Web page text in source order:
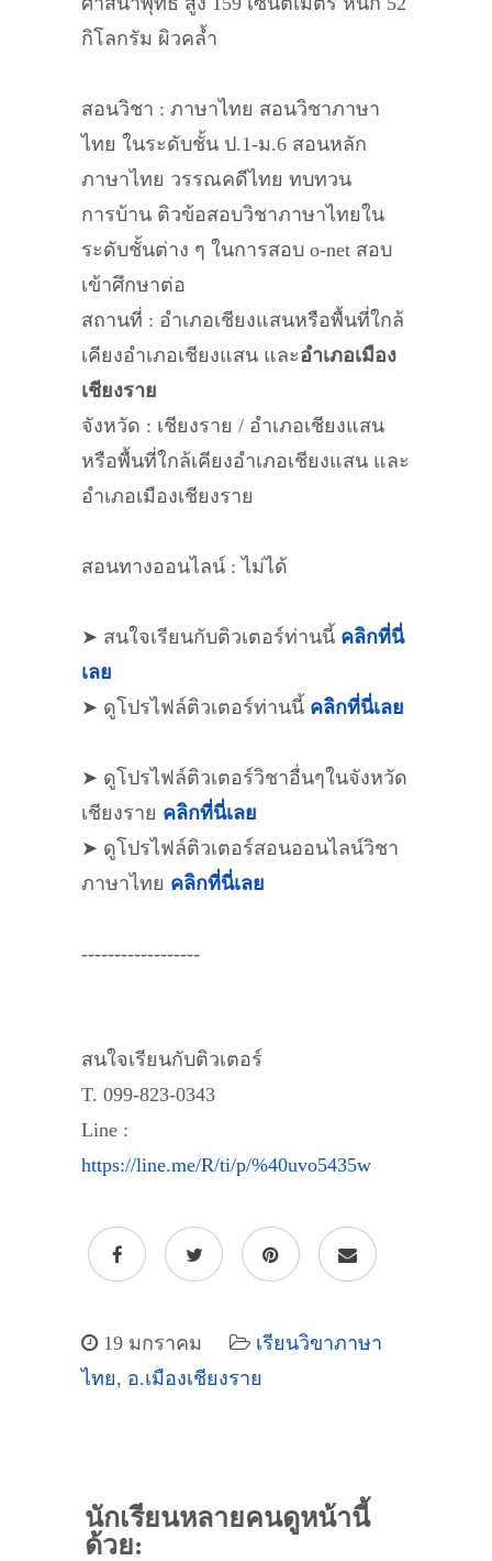
กิโลกรัม ผิวคล้ำ
สอนวิชา : ภาษาไทย สอนวิชาภาษา
ไทย ในระดับชั้น ป.1-ม.6 สอนหลัก
ภาษาไทย วรรณคดีไทย ทบทวน
การบ้าน ติวข้อสอบวิชาภาษาไทยใน
ระดับชั้นต่าง ๆ ในการสอบ o-net สอบ
เข้าศึกษาต่อ
สถานที่ : อำเภอเชียงแสนหรือพื้นที่ใกล้
เคียงอำเภอเชียงแสน และอำเภอเมือง
เชียงราย
จังหวัด : เชียงราย / อำเภอเชียงแสน
หรือพื้นที่ใกล้เคียงอำเภอเชียงแสน และ
อำเภอเมืองเชียงราย
สอนทางออนไลน์ : ไม่ได้
➤ สนใจเรียนกับติวเตอร์ท่านนี้ คลิกที่นี่
เลย
➤ ดูโปรไฟล์ติวเตอร์ท่านนี้ คลิกที่นี่เลย
➤ ดูโปรไฟล์ติวเตอร์วิชาอื่นๆในจังหวัด
เชียงราย คลิกที่นี่เลย
➤ ดูโปรไฟล์ติวเตอร์สอนออนไลน์วิชา
ภาษาไทย คลิกที่นี่เลย
------------------
สนใจเรียนกับติวเตอร์
T. 099-823-0343
Line :
https://line.me/R/ti/p/%40uvo5435w
19 มกราคม
เรียนวิขาภาษา
ไทย, อ.เมืองเชียงราย
นักเรียนหลายคนดูหน้านี้
ด้วย: